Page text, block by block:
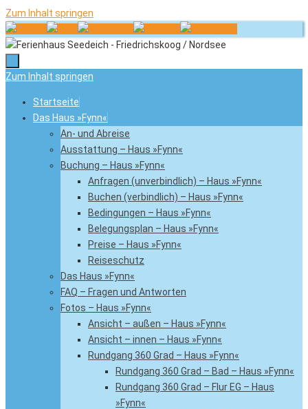
Zum Inhalt springen
Zum Inhalt springen
Startseite
Das Haus »Fynn«
An- und Abreise
Ausstattung – Haus »Fynn«
Buchung – Haus »Fynn«
Anfragen (unverbindlich) – Haus »Fynn«
Buchen (verbindlich) – Haus »Fynn«
Bedingungen – Haus »Fynn«
Belegungsplan – Haus »Fynn«
Preise – Haus »Fynn«
Reiseschutz
Das Haus »Fynn«
FAQ – Fragen und Antworten
Fotos – Haus »Fynn«
Ansicht – außen – Haus »Fynn«
Ansicht – innen – Haus »Fynn«
Rundgang 360 Grad – Haus »Fynn«
Rundgang 360 Grad – Bad – Haus »Fynn«
Rundgang 360 Grad – Flur EG – Haus
»Fynn«